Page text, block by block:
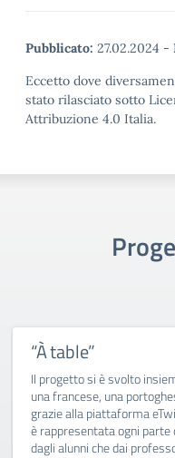
Pubblicato: 27.02.2024 -
Eccetto dove
stato rilasciato sotto
Attribuzione 4.0 Italia.
“À table”
Il progetto si è svolto
una francese, una
grazie alla piattaforma
è rappresentata ogni
dagli alunni che dai